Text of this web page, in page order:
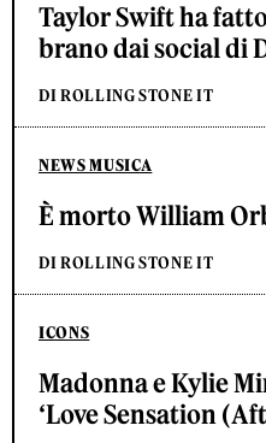
Taylor Swift ha
brano dai social di
DI ROLLING STONE IT
NEWS MUSICA
È morto William
DI ROLLING STONE IT
ICONS
Madonna e Kylie
‘Love Sensation